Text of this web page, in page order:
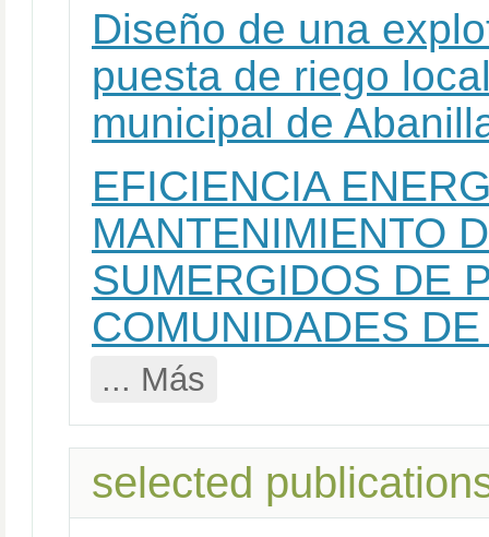
Diseño de una
puesta de riego
municipal de
EFICIENCIA
MANTENIMIENTO
SUMERGIDOS DE
COMUNIDADES
... Más
selected